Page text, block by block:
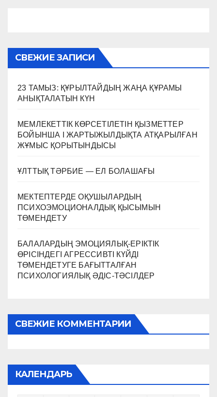
СВЕЖИЕ ЗАПИСИ
23 ТАМЫЗ: ҚҰРЫЛТАЙДЫҢ ЖАҢА ҚҰРАМЫ
АНЫҚТАЛАТЫН КҮН
МЕМЛЕКЕТТІК КӨРСЕТІЛЕТІН ҚЫЗМЕТТЕР
БОЙЫНША I ЖАРТЫЖЫЛДЫҚТА АТҚАРЫЛҒАН
ЖҰМЫС ҚОРЫТЫНДЫСЫ
ҰЛТТЫҚ ТӘРБИЕ — ЕЛ БОЛАШАҒЫ
МЕКТЕПТЕРДЕ ОҚУШЫЛАРДЫҢ
ПСИХОЭМОЦИОНАЛДЫҚ ҚЫСЫМЫН
ТӨМЕНДЕТУ
БАЛАЛАРДЫҢ ЭМОЦИЯЛЫҚ-ЕРІКТІК
ӨРІСІНДЕГІ АГРЕССИВТІ КҮЙДІ
ТӨМЕНДЕТУГЕ БАҒЫТТАЛҒАН
ПСИХОЛОГИЯЛЫҚ ӘДІС-ТӘСІЛДЕР
СВЕЖИЕ КОММЕНТАРИИ
КАЛЕНДАРЬ